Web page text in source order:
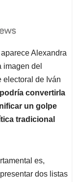
Alexandra
imagen del
electoral de Iván
convertirla
un golpe
tradicional
es,
dos listas